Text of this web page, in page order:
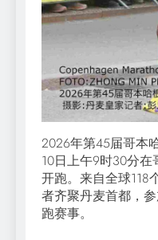
2026年第45届哥本
10日上午9时30分
开跑。来自全球118
者齐聚丹麦首都，
跑赛事。